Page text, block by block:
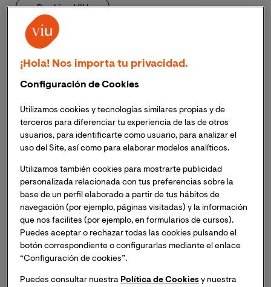
Ranking VIU
profesorado, excelencia de la enseñanza, y
probabilidades de inserción laboral tras finalizar
VIU es una de las dos universidades online
incluidas en el listado, que está integrado tanto
por instituciones públicas como privadas.
La clasificación ha sido elaborada en base al
criterio y análisis de un comité de expertos
integrado por figuras referentes de la educación a
nivel nacional e internacional.
La Universidad Internacional de Valencia ha sido
¡Hola! Nos importa tu privacidad.
Configuración de Cookies
Utilizamos cookies y tecnologías similares propias y de
terceros para diferenciar tu experiencia de las de otros
usuarios, para identificarte como usuario, para analizar el
uso del Site, así como para elaborar modelos analíticos.
Utilizamos también cookies para mostrarte publicidad
personalizada relacionada con tus preferencias sobre la
base de un perfil elaborado a partir de tus hábitos de
navegación (por ejemplo, páginas visitadas) y la información
que nos facilites (por ejemplo, en formularios de cursos).
Puedes aceptar o rechazar todas las cookies pulsando el
botón correspondiente o configurarlas mediante el enlace
“Configuración de cookies”.
Puedes consultar nuestra Política de Cookies y nuestra